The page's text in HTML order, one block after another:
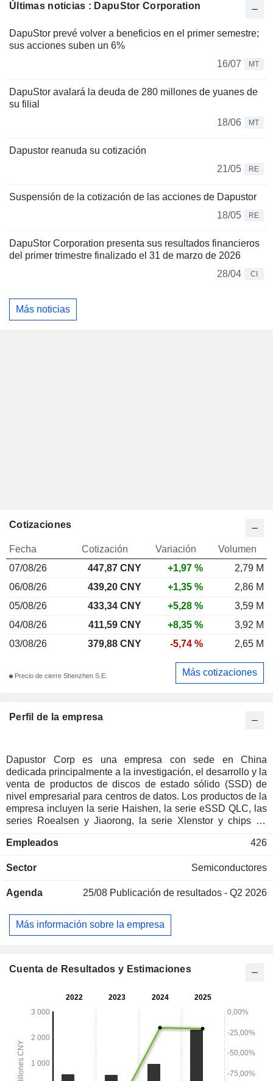
Últimas noticias : DapuStor Corporation
DapuStor prevé volver a beneficios en el primer semestre;
sus acciones suben un 6%
16/07
MT
DapuStor avalará la deuda de 280 millones de yuanes de
su filial
18/06
MT
Dapustor reanuda su cotización
21/05
RE
Suspensión de la cotización de las acciones de Dapustor
18/05
RE
DapuStor Corporation presenta sus resultados financieros
del primer trimestre finalizado el 31 de marzo de 2026
28/04
CI
Más noticias
Perfil de la empresa
Dapustor Corp es una empresa con sede en China
dedicada principalmente a la investigación, el desarrollo y la
venta de productos de discos de estado sólido (SSD) de
nivel empresarial para centros de datos. Los productos de la
empresa incluyen la serie Haishen, la serie eSSD QLC, las
series Roealsen y Jiaorong, la serie Xlenstor y chips de
de Internet, la computación en la nube, las
también presta servicios técnicos relacionados. La empresa
nacionales e internacionales.
Empleados 426
Sector Semiconductores
Agenda 25/08 Publicación de resultados - Q2 2026
Más información sobre la empresa
Cotizaciones
Fecha Cotización Variación
Volumen
07/08/26
447,87 CNY +1,97 %
2,79 M
06/08/26
439,20 CNY +1,35 %
2,86 M
05/08/26
433,34 CNY +5,28 %
3,59 M
04/08/26
411,59 CNY +8,35 %
3,92 M
03/08/26
379,88 CNY -5,74 % 2,65 M
Precio de cierre Shenzhen S.E. Más cotizaciones
Cuenta de Resultados y Estimaciones